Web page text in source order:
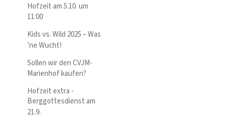
Hofzeit am 5.10. um
11:00
Kids vs. Wild 2025 – Was
’ne Wucht!
Sollen wir den CVJM-
Marienhof kaufen?
Hofzeit extra -
Berggottesdienst am
21.9.